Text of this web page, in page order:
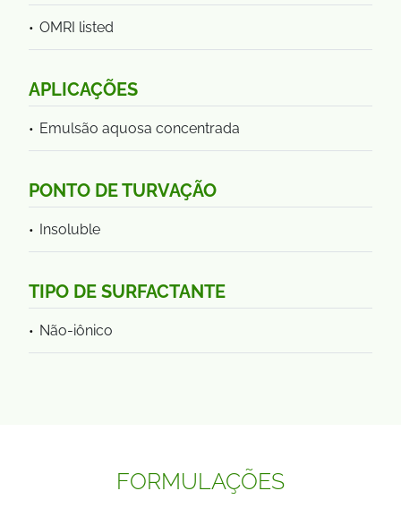
OMRI listed
APLICAÇÕES
Emulsão aquosa concentrada
PONTO DE TURVAÇÃO
Insoluble
TIPO DE SURFACTANTE
Não-iônico
FORMULAÇÕES